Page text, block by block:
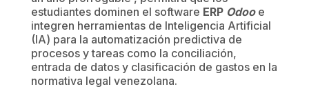
estudiantes dominen el software ERP Odooe
integren herramientas de Inteligencia Artificial
(IA) para la automatización predictiva de
procesos y tareas como la conciliación,
entrada de datos y clasificación de gastos en la
normativa legal venezolana.